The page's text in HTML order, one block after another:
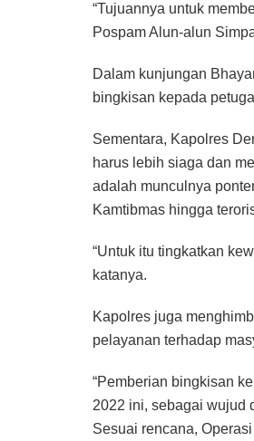
“Tujuannya untuk
Pospam Alun-alun
Dalam kunjungan
bingkisan kepada
Sementara, Kapolres
harus lebih siaga dan
adalah munculnya
Kamtibmas hingga
“Untuk itu tingkatkan
katanya.
Kapolres juga
pelayanan terhadap
“Pemberian bingkisan
2022 ini, sebagai wujud
Sesuai rencana,